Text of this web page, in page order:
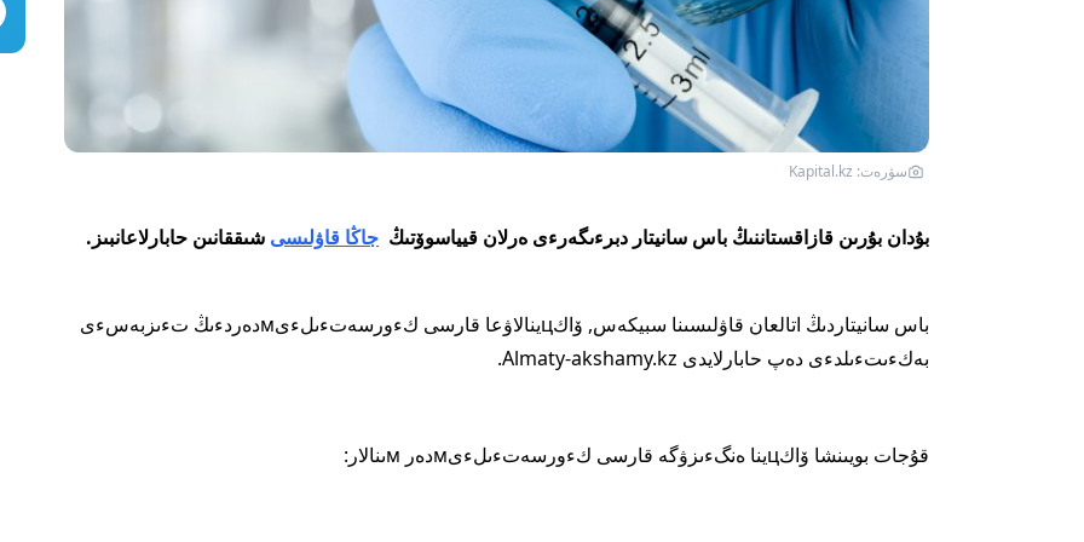
سۋرەت: Kapital.kz
بۇدان بۇرىن قازاقستاننىڭ باس سانيتار دبرءىگەرءى ەرلان قيياسوۆتىڭ جاڭا قاۋلىسى شىققانىن حابارلاعانبىز.
باس سانيتاردىڭ اتالعان قاۋلىسىنا سبيكەس, ۆاكцينالاۋعا قارسى كءورسەتءىلءىмدەردءىڭ تءىزبەسءى
بەكءىتءىلدءى دەپ حابارلايدى Almaty-akshamy.kz.
قۇجات بويىنشا ۆاكцينا ەنگءىزۋگە قارسى كءورسەتءىلءىмدەر мىنالار: